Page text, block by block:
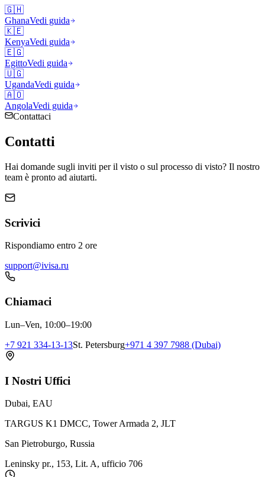
🇬🇭
GhanaVedi guida
🇰🇪
KenyaVedi guida
🇪🇬
EgittoVedi guida
🇺🇬
UgandaVedi guida
🇦🇴
AngolaVedi guida
Contattaci
Contatti
Hai domande sugli inviti per il visto o sul processo di visto? Il nostro
team è pronto ad aiutarti.
Scrivici
Rispondiamo entro 2 ore
support@ivisa.ru
Chiamaci
Lun–Ven, 10:00–19:00
+7 921 334-13-13St. Petersburg+971 4 397 7988 (Dubai)
I Nostri Uffici
Dubai, EAU
TARGUS K1 DMCC, Tower Armada 2, JLT
San Pietroburgo, Russia
Leninsky pr., 153, Lit. A, ufficio 706